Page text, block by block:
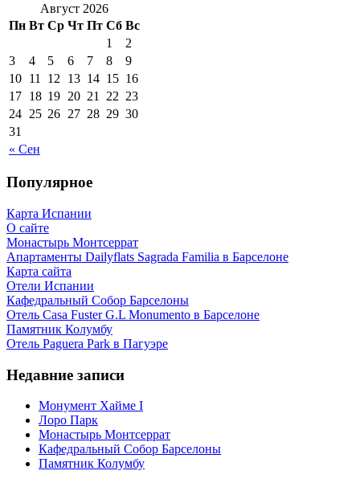
Август 2026
Пн Вт Ср Чт Пт Сб Вс
« Сен
1
2
3
4 5 6 7 8
9
10 11 12 13 14 15 16
17 18 19 20 21 22 23
24 25 26 27 28 29 30
31
Популярное
Карта Испании
О сайте
Монастырь Монтсеррат
Апартаменты Dailyflats Sagrada Familia в Барселоне
Карта сайта
Отели Испании
Кафeдрaльный Собор Барселоны
Отель Casa Fuster G.L Monumento в Барселоне
Пaмятник Колумбу
Отель Paguera Park в Пагуэре
Недавние записи
Монумент Хайме I
Лоро Парк
Монастырь Монтсеррат
Кафeдрaльный Собор Барселоны
Пaмятник Колумбу